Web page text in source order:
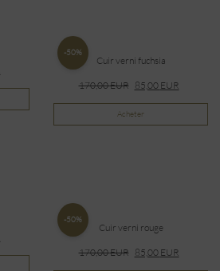
-50%
Cuir verni fuchsia
170,00EUR 85,00 EUR
Acheter
-50%
Cuir verni rouge
170,00EUR 85,00 EUR